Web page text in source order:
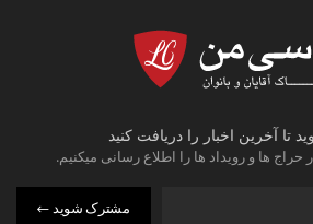
تا آخرین اخبار را دریافت کنید
حراج ها و رویداد ها را اطلاع رسانی میکنیم.
مشترک شوید